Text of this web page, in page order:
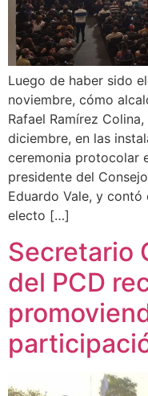
Luego de haber sido
noviembre, cómo
Rafael Ramírez
diciembre, en las
ceremonia protocolar
presidente del
Eduardo Vale, y
electo […]
Secretario
del PCD